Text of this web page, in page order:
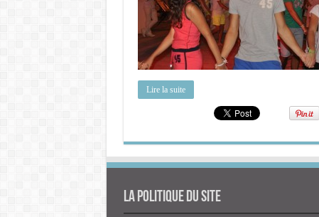
Lire la suite
La politique du site